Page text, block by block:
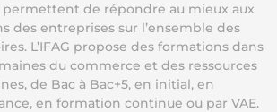
de répondre au mieux aux
des entreprises sur l’ensemble des
L’IFAG propose des formations dans
du commerce et des ressources
de Bac à Bac+5, en initial, en
en formation continue ou par VAE.